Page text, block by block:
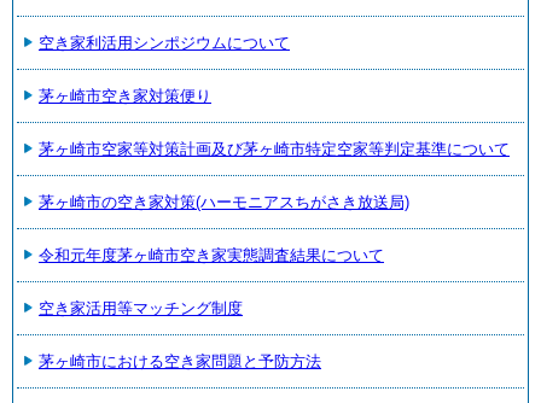
空き家利活用シンポジウムについて
茅ヶ崎市空き家対策便り
茅ヶ崎市空家等対策計画及び茅ヶ崎市特定空家等判定基準について
茅ヶ崎市の空き家対策(ハーモニアスちがさき放送局)
令和元年度茅ヶ崎市空き家実態調査結果について
空き家活用等マッチング制度
茅ヶ崎市における空き家問題と予防方法